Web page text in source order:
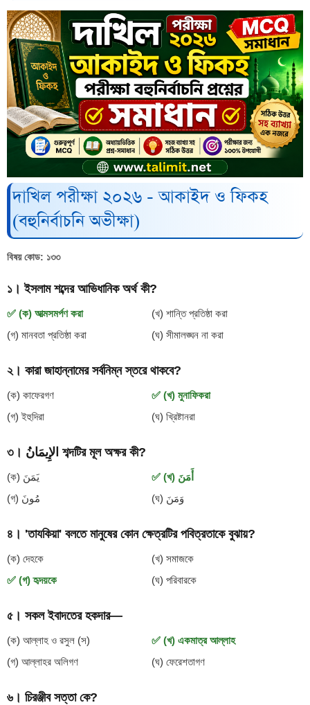
দাখিল পরীক্ষা ২০২৬ - আকাইদ ও ফিকহ
(বহুনির্বাচনি অভীক্ষা)
বিষয় কোড: ১৩৩
১। ইসলাম শব্দের আভিধানিক অর্থ কী?
✅ (ক) আত্মসমর্পণ করা
(খ) শান্তি প্রতিষ্ঠা করা
(গ) মানবতা প্রতিষ্ঠা করা
(ঘ) সীমালঙ্ঘন না করা
২। কারা জাহান্নামের সর্বনিম্ন স্তরে থাকবে?
(ক) কাফেরগণ
✅ (খ) মুনাফিকরা
(গ) ইহুদিরা
(ঘ) খ্রিষ্টানরা
৩। الإِيمَانُ শব্দটির মূল অক্ষর কী?
(ক) يَمَنَ
✅ (খ) أَمَنَ
(গ) مُونَ
(ঘ) وَمَنَ
৪। 'তাযকিয়া' বলতে মানুষের কোন ক্ষেত্রটির পবিত্রতাকে বুঝায়?
(ক) দেহকে
(খ) সমাজকে
✅ (গ) হৃদয়কে
(ঘ) পরিবারকে
৫। সকল ইবাদতের হকদার—
(ক) আল্লাহ ও রসুল (স)
✅ (খ) একমাত্র আল্লাহ
(গ) আল্লাহর অলিগণ
(ঘ) ফেরেশতাগণ
৬। চিরঞ্জীব সত্তা কে?